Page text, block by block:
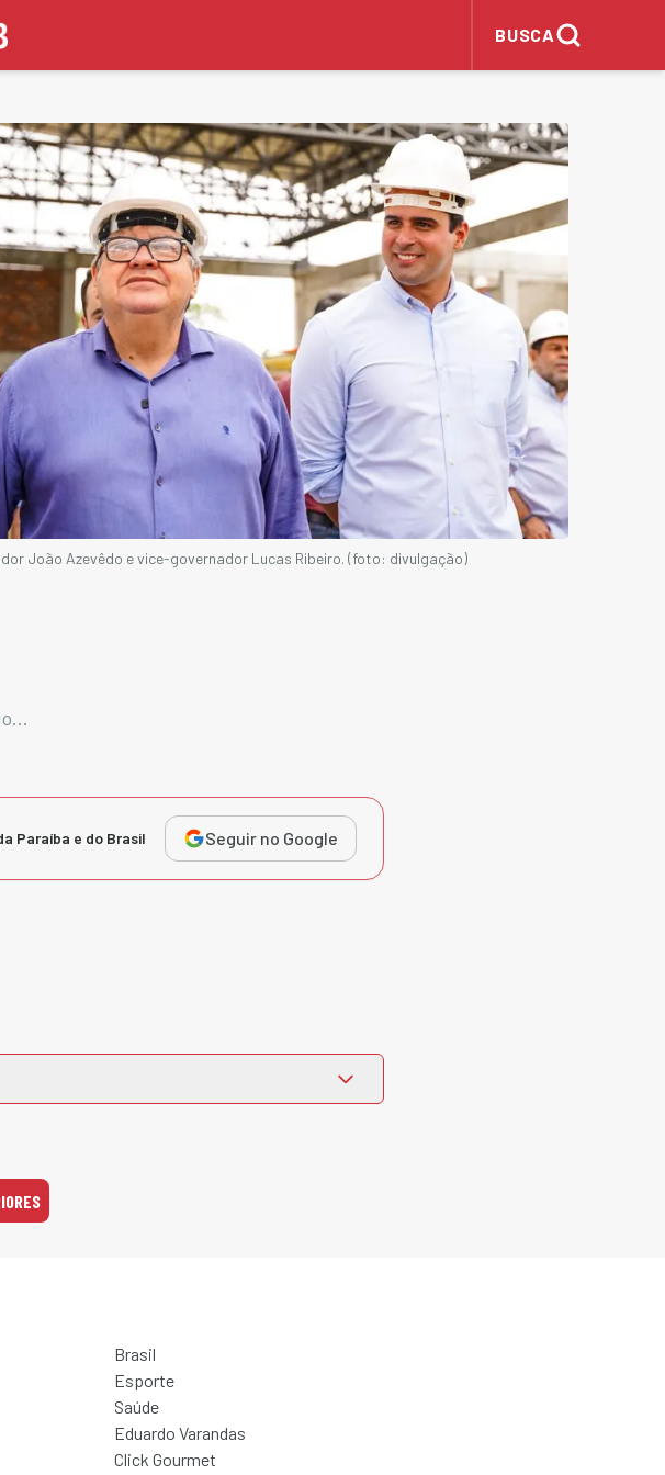
BUSCA
João Azevêdo e vice-governador Lucas Ribeiro. (foto: divulgação)
Paraíba e do Brasil Seguir no Google
Brasil
Esporte
Saúde
Eduardo Varandas
Click Gourmet